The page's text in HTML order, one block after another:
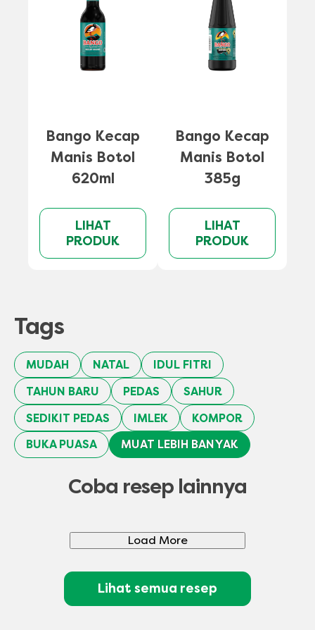
Bango Kecap
Manis Botol
620ml
LIHAT
PRODUK
Bango Kecap
Manis Botol
385g
LIHAT
PRODUK
Tags
MUDAH NATAL
IDUL FITRI
TAHUN BARU
PEDAS
SAHUR
SEDIKIT PEDAS
IMLEK
KOMPOR
BUKA PUASA
MUAT LEBIH BANYAK
Coba resep lainnya
Load More
Lihat semua resep